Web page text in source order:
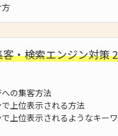
方
・検索エンジン対策
の集客方法
で上位表示される方法
で上位表示されるようなキー